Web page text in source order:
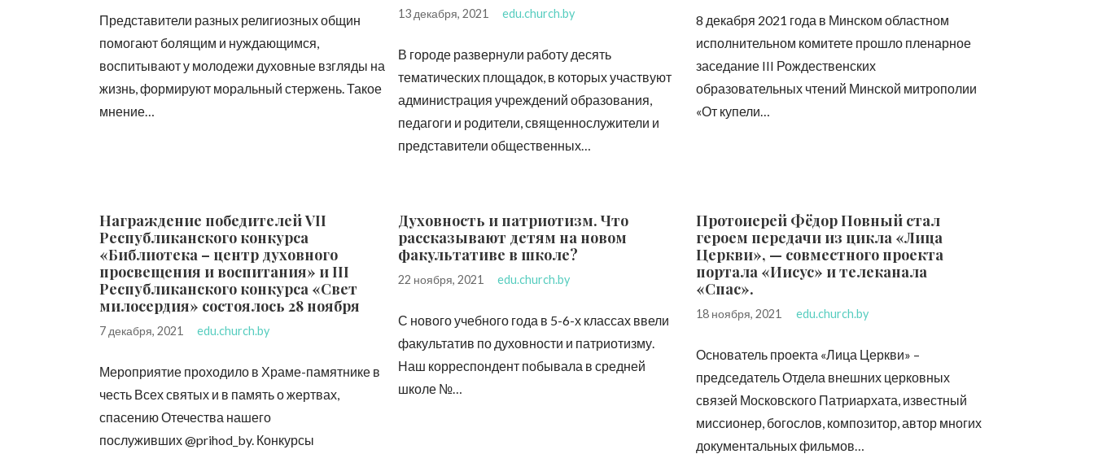
Представители разных религиозных общин
помогают болящим и нуждающимся,
воспитывают у молодежи духовные взгляды на
жизнь, формируют моральный стержень. Такое
мнение…
13 декабря, 2021 edu.church.by
В городе развернули работу десять
тематических площадок, в которых участвуют
администрация учреждений образования,
педагоги и родители, священнослужители и
представители общественных…
8 декабря 2021 года в Минском областном
исполнительном комитете прошло пленарное
заседание III Рождественских
образовательных чтений Минской митрополии
«От купели…
Награждение победитeлей VII
Республиканского конкурса
«Библиотека – центр духовного
просвещения и воспитания» и III
Республиканского конкурса «Свет
милосердия» состоялось 28 ноября
7 декабря, 2021 edu.church.by
Мероприятие проходило в Храме-памятнике в
честь Всех святых и в память о жертвах,
спасению Отечества нашего
послуживших @prihod_by. Конкурсы
Духовность и патриотизм. Что
рассказывают детям на новом
факультативе в школе?
22 ноября, 2021 edu.church.by
С нового учебного года в 5-6-х классах ввели
факультатив по духовности и патриотизму.
Наш корреспондент побывала в средней
школе №…
Протоиерей Фёдор Повный стал
героем передачи из цикла «Лица
Церкви», — совместного проекта
портала «Иисус» и телеканала
«Спас».
18 ноября, 2021 edu.church.by
Основатель проекта «Лица Церкви» –
председатель Отдела внешних церковных
связей Московского Патриархата, известный
миссионер, богослов, композитор, автор многих
документальных фильмов…